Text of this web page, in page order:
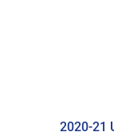
2020-21